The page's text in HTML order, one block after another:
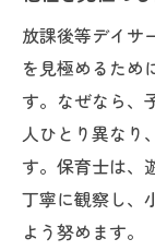
個性
勢
子ど
の魅力
個性重視
保育士
放課後等デイサ
を見極めるため
す。なぜなら、
人ひとり異なり
す。保育士は、
丁寧に観察し、
よう努めます。